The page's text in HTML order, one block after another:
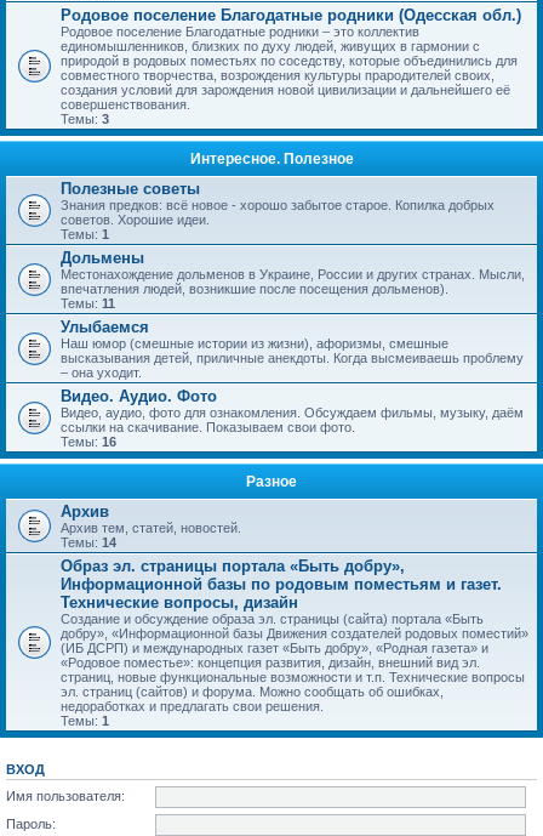
Родовое поселение Благодатные родники (Одесская обл.)
Родовое поселение Благодатные родники – это коллектив
единомышленников, близких по духу людей, живущих в гармонии с
природой в родовых поместьях по соседству, которые объединились для
совместного творчества, возрождения культуры прародителей своих,
создания условий для зарождения новой цивилизации и дальнейшего её
совершенствования.
Темы: 3
Интересное. Полезное
Полезные советы
Знания предков: всё новое - хорошо забытое старое. Копилка добрых
советов. Хорошие идеи.
Темы: 1
Дольмены
Местонахождение дольменов в Украине, России и других странах. Мысли,
впечатления людей, возникшие после посещения дольменов).
Темы: 11
Улыбаемся
Наш юмор (смешные истории из жизни), афоризмы, смешные
высказывания детей, приличные анекдоты. Когда высмеиваешь проблему
– она уходит.
Видео. Аудио. Фото
Видео, аудио, фото для ознакомления. Обсуждаем фильмы, музыку, даём
ссылки на скачивание. Показываем свои фото.
Темы: 16
Разное
Архив
Архив тем, статей, новостей.
Темы: 14
Образ эл. страницы портала «Быть добру»,
Информационной базы по родовым поместьям и газет.
Технические вопросы, дизайн
Создание и обсуждение образа эл. страницы (сайта) портала «Быть
добру», «Информационной базы Движения создателей родовых поместий»
(ИБ ДСРП) и международных газет «Быть добру», «Родная газета» и
«Родовое поместье»: концепция развития, дизайн, внешний вид эл.
страниц, новые функциональные возможности и т.п. Технические вопросы
эл. страниц (сайтов) и форума. Можно сообщать об ошибках,
недоработках и предлагать свои решения.
Темы: 1
ВХОД
Имя пользователя:
Пароль: